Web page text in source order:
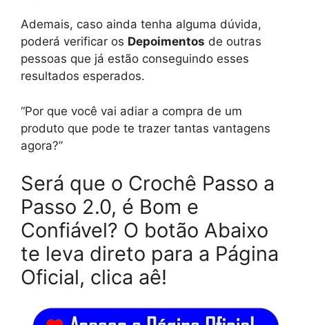
Ademais, caso ainda tenha alguma dúvida,
poderá verificar os Depoimentos de outras
pessoas que já estão conseguindo esses
resultados esperados.
“Por que você vai adiar a compra de um
produto que pode te trazer tantas vantagens
agora?”
Será que o Crochê Passo a
Passo 2.0, é Bom e
Confiável? O botão Abaixo
te leva direto para a Página
Oficial, clica aê!